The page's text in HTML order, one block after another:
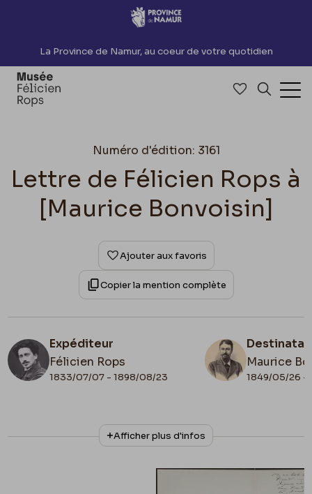
Accèder directement au contenu
La Province de Namur, au coeur de votre quotidien
Accéder à
Numéro d'édition: 3161
Lettre de Félicien Rops à
[Maurice Bonvoisin]
Ajouter aux favoris
Copier la mention complète
Expéditeur
Félicien Rops
1833/07/07 - 1898/08/23
Maurice
1849/05/26 -
N° d'inventaire
Bon/LE/103
Collationnage
Scan
Afficher plus d'infos